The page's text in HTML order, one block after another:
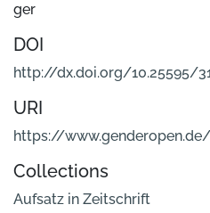
ger
DOI
http://dx.doi.org/10.25595/
URI
https://
Collections
Aufsatz in Zeitschrift